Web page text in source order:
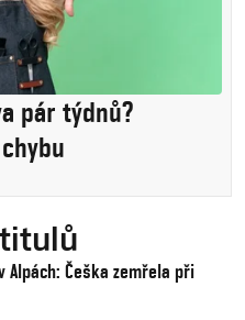
pár týdnů?
Alpách: Češka zemřela při